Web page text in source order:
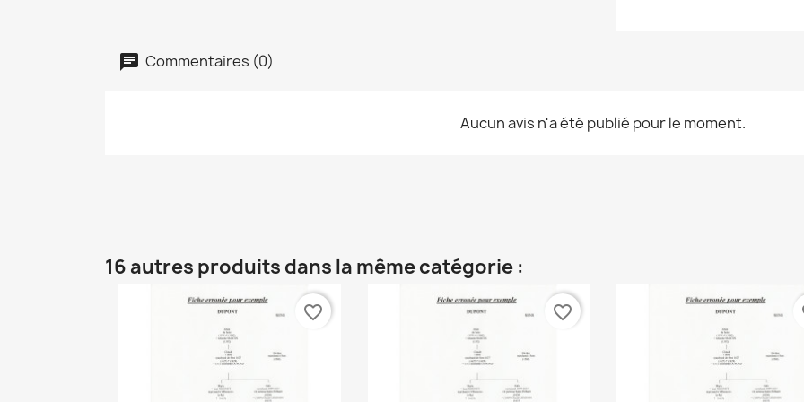
Commentaires (0)
Aucun avis n'a été publié pour le moment.
16 autres produits dans la même catégorie :
favorite_border favorite_border